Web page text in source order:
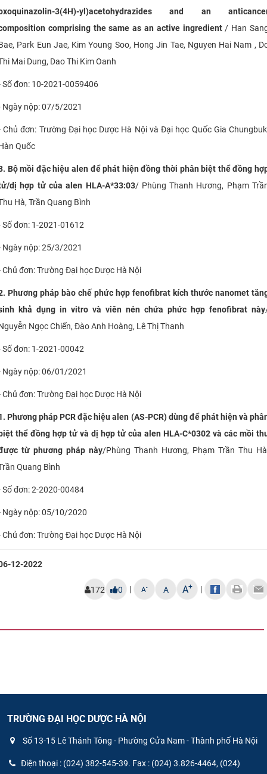
3(4H)-yl)acetohydrazides and an
comprising the same as an active ingredient/ Han
Park Eun Jae, Kim Young Soo, Hong Jin Tae, Nguyen Hai Nam ,
Mai Dung, Dao Thi Kim Oanh
Số đơn: 10-2021-0059406
Ngày nộp: 07/5/2021
Chủ đơn: Trường Đại học Dược Hà Nội và Đại học Quốc Gia
Quốc
Bộ mồi đặc hiệu alen để phát hiện đồng thời phân biệt thể đồng
dị hợp tử của alen HLA-A*33:03/ Phùng Thanh Hương, Phạm
Hà, Trần Quang Bình
Số đơn: 1-2021-01612
Ngày nộp: 25/3/2021
Chủ đơn: Trường Đại học Dược Hà Nội
Phương pháp bào chế phức hợp fenofibrat kích thước nanomet
khả dụng in vitro và viên nén chứa phức hợp fenofibrat này
Ngọc Chiến, Đào Anh Hoàng, Lê Thị Thanh
Số đơn: 1-2021-00042
Ngày nộp: 06/01/2021
Chủ đơn: Trường Đại học Dược Hà Nội
Phương pháp PCR đặc hiệu alen (AS-PCR) dùng để phát hiện và
thể đồng hợp tử và dị hợp tử của alen HLA-C*0302 và các mồi
từ phương pháp này/Phùng Thanh Hương, Phạm Trần Thu
Quang Bình
Số đơn: 2-2020-00484
Ngày nộp: 05/10/2020
Chủ đơn: Trường Đại học Dược Hà Nội
12-2022
172 0 | A- A A+ |
TRƯỜNG ĐẠI HỌC DƯỢC HÀ NỘI
Số 13-15 Lê Thánh Tông - Phường Cửa Nam - Thành phố Hà Nội
Điện thoại : (024) 382-545-39. Fax : (024) 3.826-4464, (024)